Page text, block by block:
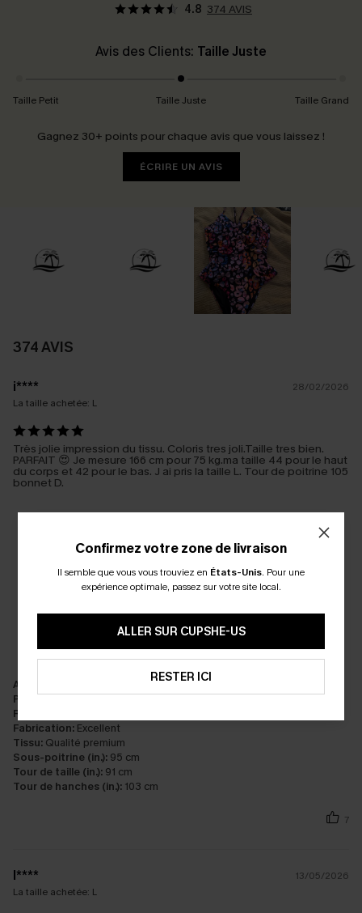
4.8 374 AVIS
Avis des Clients: Taille Juste
Taille Petit Taille Juste Taille Grand
Gagnez 30+ points pour chaque avis que vous laissez !
ÉCRIRE UN AVIS
374 AVIS
i****
28/02/2026
La taille achetée: L
Très jolie impression du tissu. Coloris tres joli.Taille tres bien.
PARFAIT 😍 Je mesure 166 cm pour 75 kg.ma taille 44 pour le haut
du corps et 42 pour le bas. J ai pris la taille L. Tour de poitrine 105
bonnet D.
Apparence:
Performance:Répond aux attentes
Rapport qualité/prix:
Fabrication: Excellent
Tissu: Qualité premium
Sous-poitrine (in.): 95 cm
Tour de taille (in.): 91 cm
Tour de hanches (in.): 103 cm
7
l****
13/05/2026
La taille achetée: L
Confirmez votre zone de livraison
Il semble que vous vous trouviez en États-Unis. Pour une
expérience optimale, passez sur votre site local.
ALLER SUR CUPSHE-US
RESTER ICI